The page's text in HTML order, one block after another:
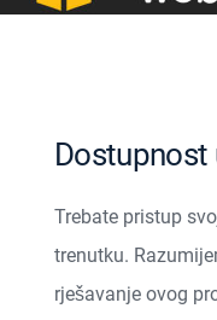
Dostupnost
Trebate pristup
trenutku.
rješavanje ovog